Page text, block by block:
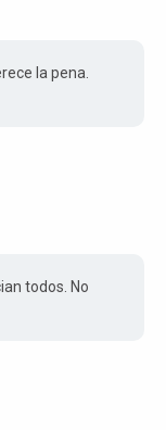
la pena.
todos. No